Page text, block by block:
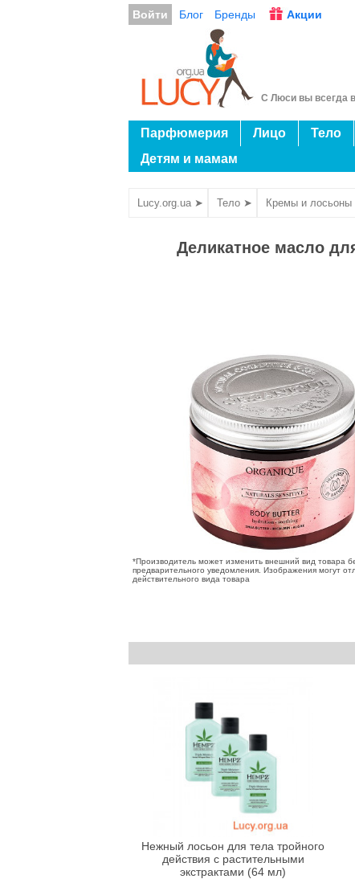
Войти Блог Бренды Акции
С Люси вы всегда
Парфюмерия Лицо Тело
Детям и мамам
Lucy.org.ua ➤ Тело ➤ Кремы и
Деликатное масло
*Производитель может изменить внешний вид товара
предварительного уведомления. Изображения могут
действительного вида товара
Нежный лосьон для тела тройного
действия с растительными
экстрактами (64 мл)